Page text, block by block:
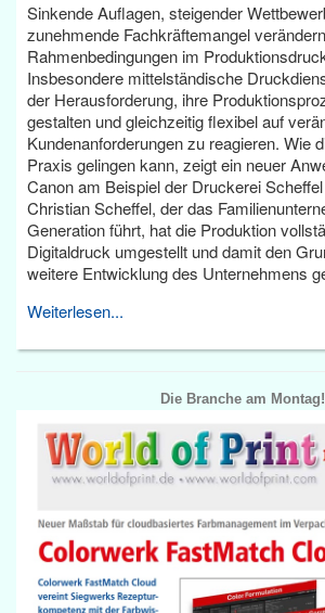
Sinkende Auflagen, steigender
zunehmende Fachkräftemangel
Rahmenbedingungen im
Insbesondere mittelständische
der Herausforderung, ihre
gestalten und gleichzeitig flexibel auf
Kundenanforderungen zu reagieren. Wie
Praxis gelingen kann, zeigt ein neuer
Canon am Beispiel der Druckerei
Christian Scheffel, der das
Generation führt, hat die Produktion
Digitaldruck umgestellt und damit den
weitere Entwicklung des Unternehmens
Weiterlesen...
Die Branche am Montag!